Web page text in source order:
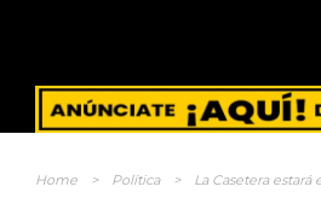
Home > Política > La Casetera